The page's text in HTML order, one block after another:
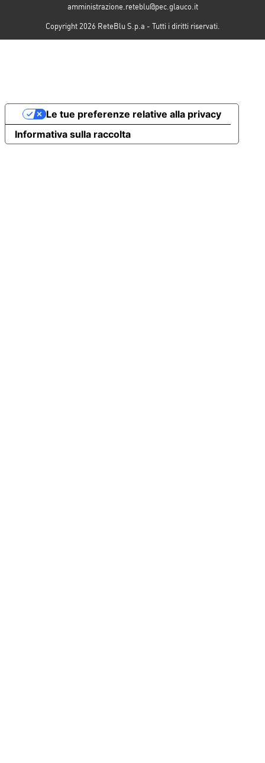
amministrazione.reteblu@pec.glauco.it
Copyright 2026 ReteBlu S.p.a - Tutti i diritti riservati.
Informativa sulla raccolta
Le tue preferenze relative alla privacy